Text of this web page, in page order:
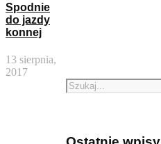
Spodnie
do jazdy
konnej
13 sierpnia,
2017